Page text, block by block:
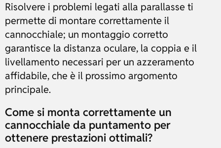
Risolvere i problemi legati alla parallasse ti
permette di montare correttamente il
cannocchiale; un montaggio corretto
garantisce la distanza oculare, la coppia e il
livellamento necessari per un azzeramento
affidabile, che è il prossimo argomento
principale.
Come si monta correttamente un
cannocchiale da puntamento per
ottenere prestazioni ottimali?